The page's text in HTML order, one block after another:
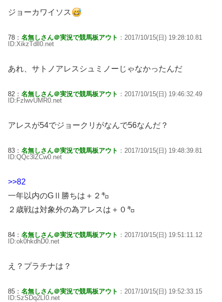
ジョーカワイソス
78： 名無しさん＠実況で競馬板アウト ：2017/10/15(日) 19:28:10.81
ID:XikzTdll0.net
あれ、サトノアレスシュミノーじゃなかったんだ
82： 名無しさん＠実況で競馬板アウト ：2017/10/15(日) 19:46:32.49
ID:FzlwvUMR0.net
アレスが54でジョークリがなんで56なんだ？
83： 名無しさん＠実況で競馬板アウト ：2017/10/15(日) 19:48:39.81
ID:QQc3lZCw0.net
>>82
一年以内のGⅡ勝ちは＋２㌔
２歳戦は対象外の為アレスは＋０㌔
84： 名無しさん＠実況で競馬板アウト ：2017/10/15(日) 19:51:11.12
ID:ok0hkdhD0.net
え？プラチナは？
85： 名無しさん＠実況で競馬板アウト ：2017/10/15(日) 19:52:33.15
ID:SzSDq2LI0.net